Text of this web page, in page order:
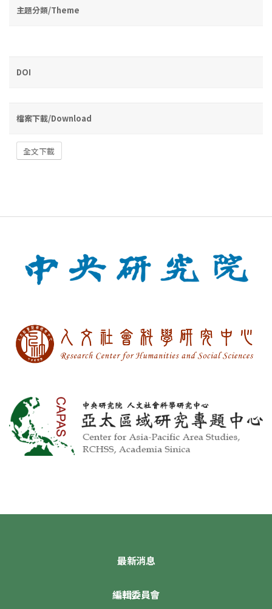
主題分類/Theme
DOI
檔案下載/Download
全文下載
最新消息
編輯委員會